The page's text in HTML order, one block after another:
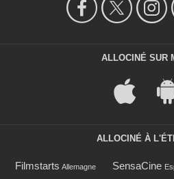
ALLOCINÉ SUR
ALLOCINÉ À
Filmstarts Allemagne SensaCine